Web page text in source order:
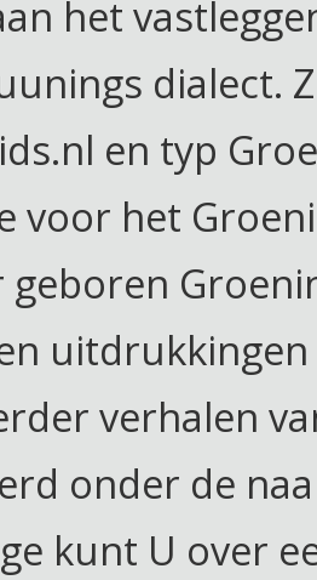
het
dialect.
en typ
voor het
geboren
verhalen
onder de
kunt U over